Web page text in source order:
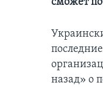
назад» о